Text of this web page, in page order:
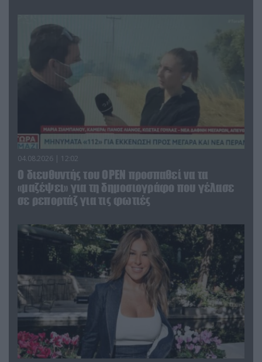
04.08.2026 | 12:02
O διευθυντής του OPEN προσπαθεί να τα
«μαζέψει» για τη δημοσιογράφο που γέλασε
σε ρεπορτάζ για τις φωτιές